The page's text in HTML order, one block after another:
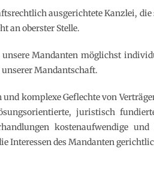
ausgerichtete Kanzlei,
an oberster Stelle.
Mandanten möglichst
Mandantschaft.
komplexe Geflechte von
juristisch
kostenaufwendige
Interessen des Mandanten